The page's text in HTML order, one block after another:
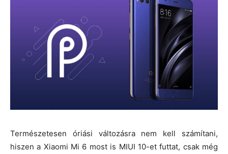
Természetesen óriási változásra nem kell számítani,
hiszen a Xiaomi Mi 6 most is MIUI 10-et futtat, csak még